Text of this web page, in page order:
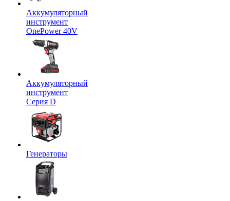
Аккумуляторный
инструмент
OnePower 40V
Аккумуляторный
инструмент
Серия D
Генераторы